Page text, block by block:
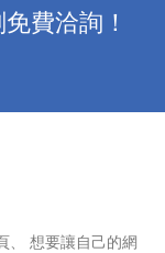
費洽詢！
、 想要讓自己的網